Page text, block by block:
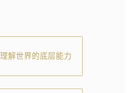
理解世界的底层能力